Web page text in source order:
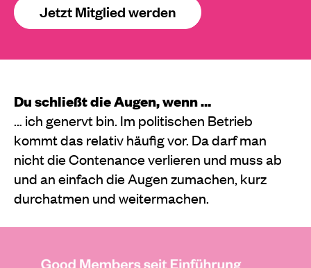
Jetzt Mitglied werden
Du schließt die Augen, wenn …
… ich genervt bin. Im politischen Betrieb
kommt das relativ häufig vor. Da darf man
nicht die Contenance verlieren und muss ab
und an einfach die Augen zumachen, kurz
durchatmen und weitermachen.